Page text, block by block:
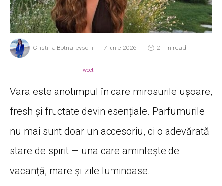
Cristina Botnarevschi 7 iunie 2026 2 min read
Tweet
Vara este anotimpul în care mirosurile ușoare,
fresh și fructate devin esențiale. Parfumurile
nu mai sunt doar un accesoriu, ci o adevărată
stare de spirit — una care amintește de
vacanță, mare și zile luminoase.